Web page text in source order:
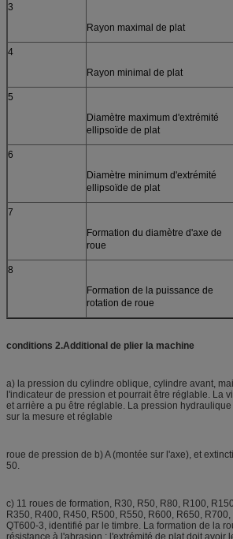
3
Rayon maximal de plat
4
Rayon minimal de plat
5
Diamètre maximum d'extrémité
ellipsoïde de plat
6
Diamètre minimum d'extrémité
ellipsoïde de plat
7
Formation du diamètre d'axe de
roue
8
Formation de la puissance de
rotation de roue
conditions 2.Additional de plier la machine
a) la pression du cylindre oblique, cylindre avant,
l'indicateur de pression et pourrait être réglable. La
et arrière a pu être réglable. La pression
sur la mesure et réglable
roue de pression de b) A (montée sur l'axe), et
50.
c) 11 roues de formation, R30, R50, R80, R100,
R350, R400, R450, R500, R550, R600, R650,
QT600-3, identifié par le timbre. La formation de la
résistance à l'abrasion ; l'extrémité de plat doit avoir